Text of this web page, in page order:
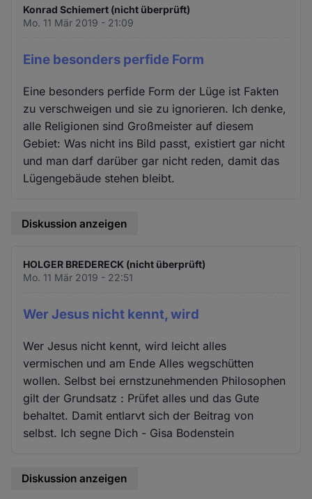
Konrad Schiemert (nicht überprüft)
Mo. 11 Mär 2019 - 21:09
Eine besonders perfide Form
Eine besonders perfide Form der Lüge ist Fakten
zu verschweigen und sie zu ignorieren. Ich denke,
alle Religionen sind Großmeister auf diesem
Gebiet: Was nicht ins Bild passt, existiert gar nicht
und man darf darüber gar nicht reden, damit das
Lügengebäude stehen bleibt.
Diskussion anzeigen
HOLGER BREDERECK (nicht überprüft)
Mo. 11 Mär 2019 - 22:51
Wer Jesus nicht kennt, wird
Wer Jesus nicht kennt, wird leicht alles
vermischen und am Ende Alles wegschütten
wollen. Selbst bei ernstzunehmenden Philosophen
gilt der Grundsatz : Prüfet alles und das Gute
behaltet. Damit entlarvt sich der Beitrag von
selbst. Ich segne Dich - Gisa Bodenstein
Diskussion anzeigen